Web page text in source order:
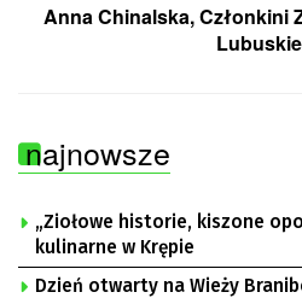
Anna Chinalska, Członkini
najnowsze
„Ziołowe historie, kiszone
kulinarne w Krępie
Dzień otwarty na Wieży